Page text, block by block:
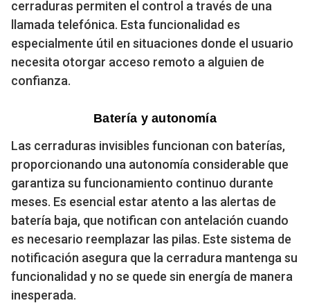
cerraduras permiten el control a través de una
llamada telefónica. Esta funcionalidad es
especialmente útil en situaciones donde el usuario
necesita otorgar acceso remoto a alguien de
confianza.
Batería y autonomía
Las cerraduras invisibles funcionan con baterías,
proporcionando una autonomía considerable que
garantiza su funcionamiento continuo durante
meses. Es esencial estar atento a las alertas de
batería baja, que notifican con antelación cuando
es necesario reemplazar las pilas. Este sistema de
notificación asegura que la cerradura mantenga su
funcionalidad y no se quede sin energía de manera
inesperada.